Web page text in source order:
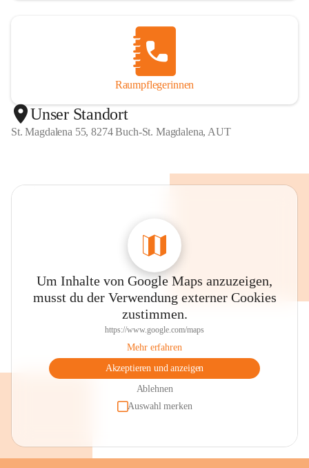
Raumpflegerinnen
Unser Standort
St. Magdalena 55, 8274 Buch-St. Magdalena, AUT
Um Inhalte von Google Maps anzuzeigen,
musst du der Verwendung externer Cookies
zustimmen.
https://www.google.com/maps
Mehr erfahren
Akzeptieren und anzeigen
Ablehnen
Auswahl merken